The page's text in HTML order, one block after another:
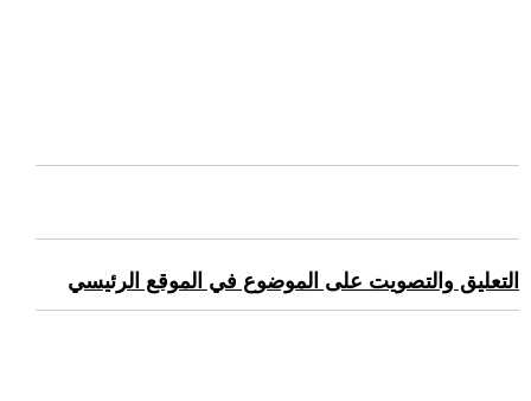
التعليق والتصويت على الموضوع في الموقع الرئيسي